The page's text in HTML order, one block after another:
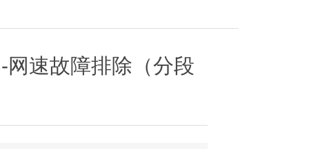
网速故障排除（分段